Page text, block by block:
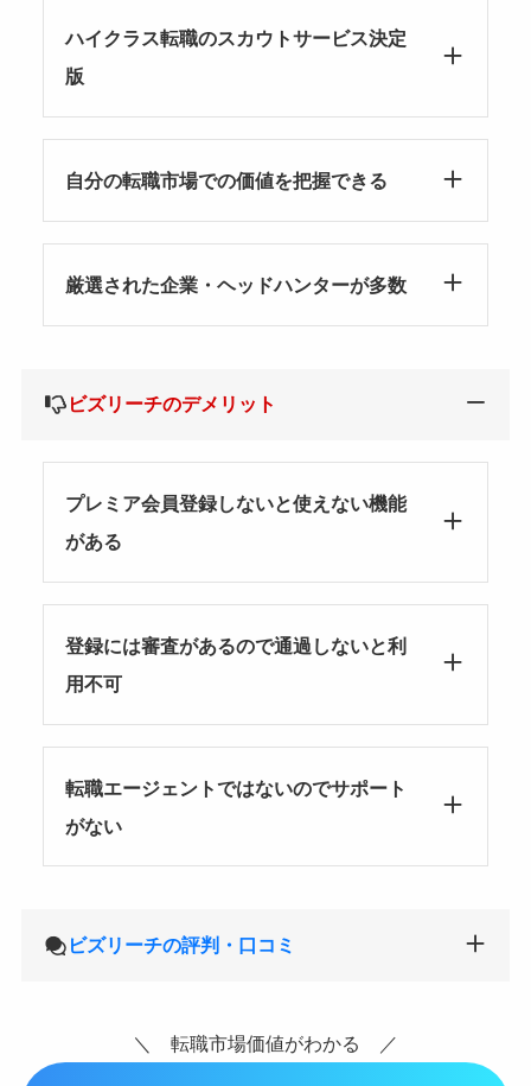
ハイクラス転職のスカウトサービス決定
版
自分の転職市場での価値を把握できる
厳選された企業・ヘッドハンターが多数
ビズリーチのデメリット
プレミア会員登録しないと使えない機能
がある
登録には審査があるので通過しないと利
用不可
転職エージェントではないのでサポート
がない
ビズリーチの評判・口コミ
＼ 転職市場価値がわかる ／